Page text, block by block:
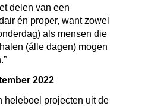
delen van een
én proper, want zowel
als mensen die
(álle dagen) mogen
2022
heleboel projecten uit de